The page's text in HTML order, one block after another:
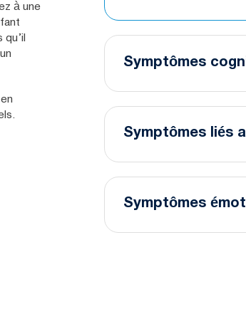
à une
Symptômes
Perte de
Symptômes liés
Difficulté à
Symptômes